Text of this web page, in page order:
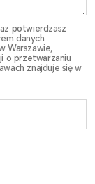
potwierdzasz
danych
Warszawie,
o przetwarzaniu
znajduje się w